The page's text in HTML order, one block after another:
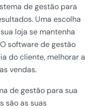
de gestão para
Uma escolha
loja se mantenha
software de gestão
do cliente, melhorar a
vendas.
de gestão para sua
são as suas